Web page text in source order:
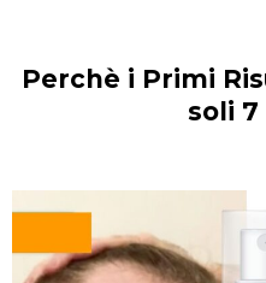
Perchè i Primi
soli